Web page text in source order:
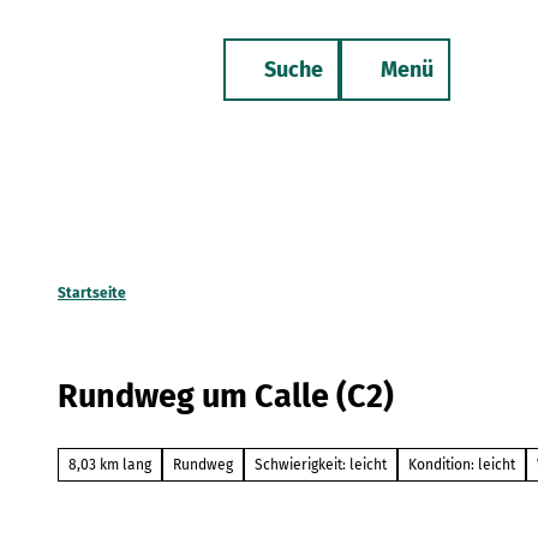
Suche Menü
Startseite
Rundweg um Calle (C2)
8,03 km lang Rundweg Schwierigkeit: leicht Kondition: leicht